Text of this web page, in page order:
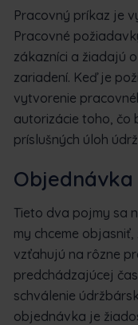
Pracovný príkaz je
Pracovné
zákazníci a žiadajú
zariadení. Keď je
vytvorenie
autorizácie toho, čo
príslušných úloh
Tieto dva pojmy sa
my chceme
vzťahujú na rôzne
predchádzajúcej
schválenie
objednávka je